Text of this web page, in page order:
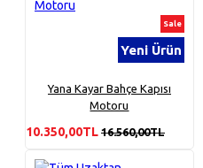
Sale
Yeni Ürün
Yana Kayar Bahçe Kapısı
Motoru
10.350,00TL 16.560,00TL